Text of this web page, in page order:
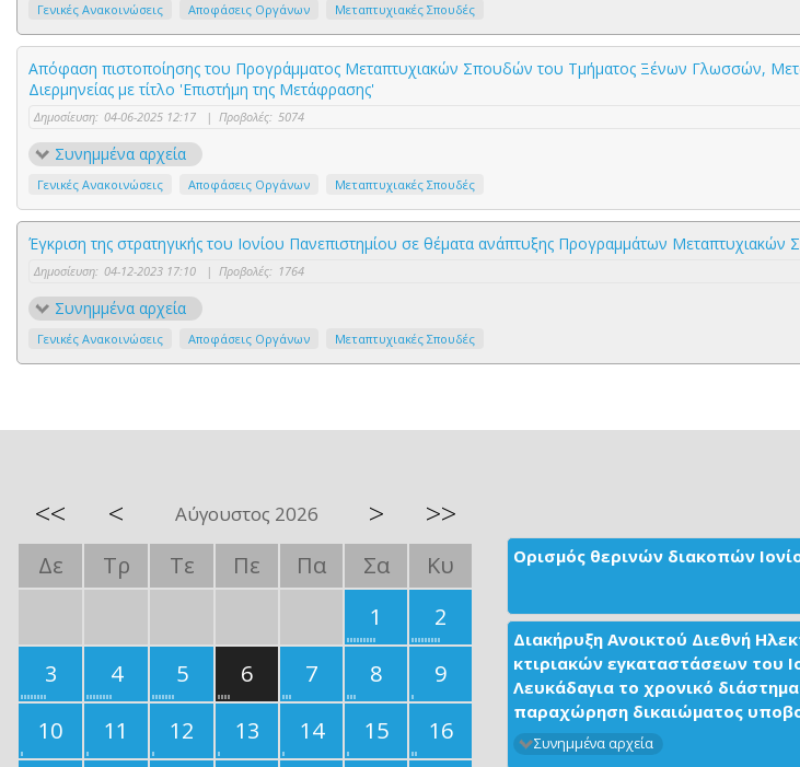
Γενικές Ανακοινώσεις Αποφάσεις Οργάνων Μεταπτυχιακές Σπουδές
Απόφαση πιστοποίησης του Προγράμματος Μεταπτυχιακών Σπουδών του Τμήματος Ξένων Γλωσσών,
Διερμηνείας με τίτλο 'Επιστήμη της Μετάφρασης'
Δημοσίευση: 04-06-2025 12:17 | Προβολές: 5074
Συνημμένα αρχεία
Γενικές Ανακοινώσεις Αποφάσεις Οργάνων Μεταπτυχιακές Σπουδές
Έγκριση της στρατηγικής του Ιονίου Πανεπιστημίου σε θέματα ανάπτυξης Προγραμμάτων Μεταπτυχιακών
Δημοσίευση: 04-12-2023 17:10 | Προβολές: 1764
Συνημμένα αρχεία
Γενικές Ανακοινώσεις Αποφάσεις Οργάνων Μεταπτυχιακές Σπουδές
<< < Αύγουστος 2026 > >>
Δε Τρ Τε Πε Πα Σα
Κυ
1
2
3
4 5 6 7 8
9
10
11 12 13 14 15
16
Ορισμός θερινών διακοπών
Διακήρυξη Ανοικτού Διεθνή
κτιριακών εγκαταστάσεων του
Λευκάδαγια το χρονικό
παραχώρηση δικαιώματος
Συνημμένα αρχεία